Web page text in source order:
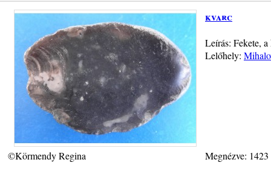
kvarc
Leírás: Fekete,
Lelőhely:
©Körmendy Regina Megnézve: